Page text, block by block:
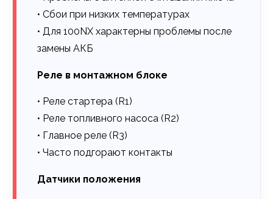
• Сбои при низких температурах
• Для 100NX характерны проблемы после
замены АКБ
Реле в монтажном блоке
• Реле стартера (R1)
• Реле топливного насоса (R2)
• Главное реле (R3)
• Часто подгорают контакты
Датчики положения